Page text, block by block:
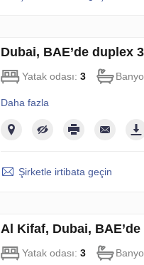
Dubai, BAE’de duplex
Yatak odası: 3
Daha fazla
Şirketle irtibata geçin
Al Kifaf, Dubai, BAE’de
Yatak odası: 3